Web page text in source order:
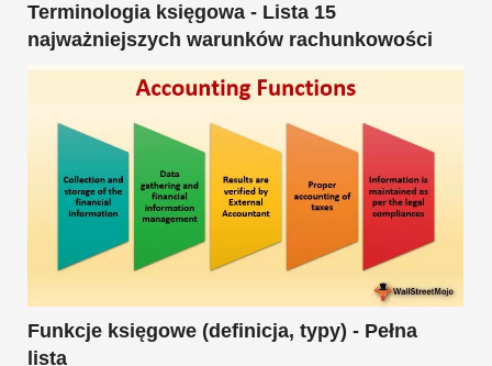
Terminologia księgowa - Lista 15
najważniejszych warunków rachunkowości
Funkcje księgowe (definicja, typy) - Pełna
lista